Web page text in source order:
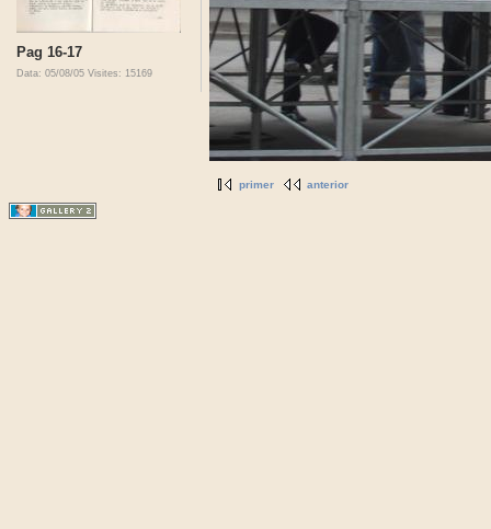
Pag 16-17
Data: 05/08/05 Visites: 15169
primer anterior